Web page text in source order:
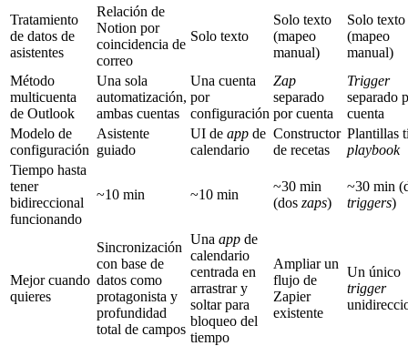
Tratamiento
de datos de
asistentes
Relación de
Notion por
coincidencia de
correo
Solo texto
Solo texto
(mapeo
manual)
Solo texto
(mapeo
manual)
Método
multicuenta
de Outlook
Una sola
automatización,
ambas cuentas
Una cuenta
por
configuración
Zap
separado
por cuenta
Trigger
separado
cuenta
Modelo de
configuración
Asistente
guiado
UI de app de
calendario
Constructor
de recetas
Plantillas
playbook
Tiempo hasta
tener
bidireccional
funcionando
~10 min ~10 min
~30 min
(dos zaps)
~30 min
triggers)
Mejor cuando
quieres
Sincronización
con base de
datos como
protagonista y
profundidad
total de campos
Una app de
calendario
centrada en
arrastrar y
soltar para
bloqueo del
tiempo
Ampliar un
flujo de
Zapier
existente
Un único
trigger